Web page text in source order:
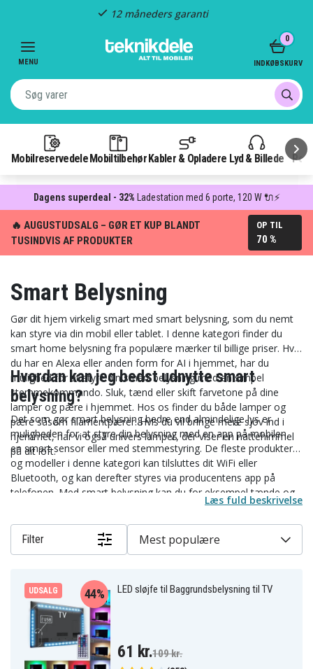
Hurtig levering
MENU
Mobilreservedele Mobiltilbehør Kabler & Opladere Lyd & Billede
0
INDKØBSKURV
Dagens superdeal - 32% Ladestation med 6 porte, 120 W 🔌⚡
🔥 AUGUSTUDSALG – GØR ET KUP BLANDT
TUSINDVIS AF PRODUKTER
OP TIL
70 %
Smart Belysning
Gør dit hjem virkelig smart med smart belysning, som du nemt
kan styre via din mobil eller tablet. I denne kategori finder du
smart home belysning fra populære mærker til billige priser. Hvis
du har en Alexa eller anden form for AI i hjemmet, har du
mulighed for at styre din smart belysning med en simpel
stemmekommando. Sluk, tænd eller skift farvetone på dine
lamper og pære i hjemmet. Hos os finder du både lamper og
pære såsom filamentpærer. Hvis du vil bringe mere sjov ind i
hjemmet, har vi også univers lamper, der viser en nattehimmel
på dit loft.
Hvordan kan jeg bedst udnytte smart
belysning?
Det som gør smart belysning bedre end almindelige lys er
muligheden for at styre din belysning med en app på mobilen,
en smart sensor eller med stemmestyring. De fleste produkter
og modeller i denne kategori kan tilsluttes dit WiFi eller
Bluetooth, og kan derefter styres via producentens app på
telefonen. Med smart belysning kan du for eksempel tænde og
slukke for din belysning fra telefonen, selv når du ikke er
hjemme. Dette er en perfekt løsning til dig, der har svært ved at
huske at slukke lyset eller som rejser meget og ønsker at holde
tyve væk. Tænd og sluk for dine smarte lys på forskellige
Læs fuld beskrivelse
Filter Mest populære
UDSALG LED sløjfe til Baggrundsbelysning til TV
44%
61 kr.109 kr.